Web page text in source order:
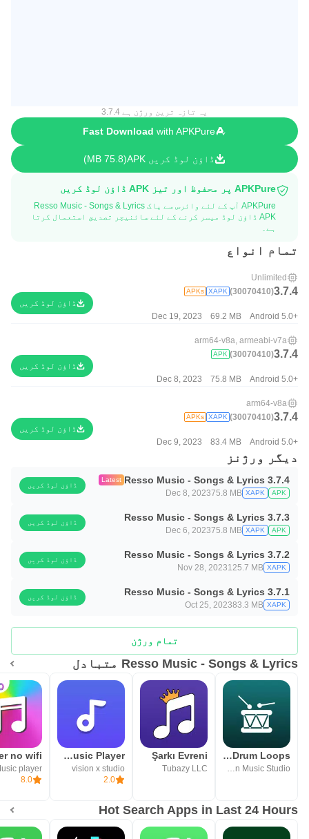
یہ تازہ ترین ورژن ہے 3.7.4
Fast Download with APKPure
ڈاؤن لوڈ کریں APK 75.8 MB
APKPure پر محفوظ اور تیز APK ڈاؤن لوڈ کریں
APKPure آپ کے لئے وائرس سے پاک Resso Music - Songs & Lyrics
APK ڈاؤن لوڈ میسر کرنے کے لئے سائنیچر تصدیق استعمال کرتا
ہے۔
تمام انواع
Unlimited
3.7.4
(30070410)
XAPK
APKs
Dec 19, 2023 69.2 MB Android 5.0+
ڈاؤن لوڈ کریں
arm64-v8a, armeabi-v7a
3.7.4
(30070410)
APK
Dec 8, 2023 75.8 MB Android 5.0+
ڈاؤن لوڈ کریں
arm64-v8a
3.7.4
(30070410)
XAPK
APKs
Dec 9, 2023 83.4 MB Android 5.0+
ڈاؤن لوڈ کریں
دیگر ورژنز
Resso Music - Songs & Lyrics 3.7.4
Latest
APK
XAPK
75.8 MB
Dec 8, 2023
ڈاؤن لوڈ کریں
Resso Music - Songs & Lyrics 3.7.3
APK
XAPK
75.8 MB
Dec 6, 2023
ڈاؤن لوڈ کریں
Resso Music - Songs & Lyrics 3.7.2
XAPK
125.7 MB
Nov 28, 2023
ڈاؤن لوڈ کریں
Resso Music - Songs & Lyrics 3.7.1
XAPK
83.3 MB
Oct 25, 2023
ڈاؤن لوڈ کریں
تمام ورژن
Resso Music - Songs & Lyrics متبادل
DrumBeats - Real Drum Loops
Serkan Music Studio
Şarkı Evreni
Tubazy LLC
ViaMusic: Offline Music Player
vision x studio
2.0
player
8.0
Hot Search Apps in Last 24 Hours